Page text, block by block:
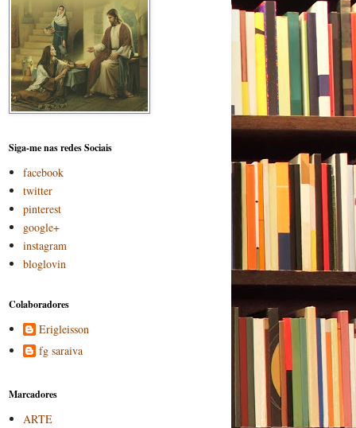
Siga-me nas redes Sociais
facebook
twitter
pinterest
google+
instagram
bloglovin
Colaboradores
Erigleisson
fg saraiva
Marcadores
ARTE